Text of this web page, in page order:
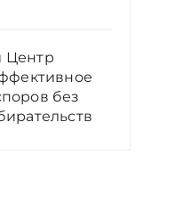
Центр
без